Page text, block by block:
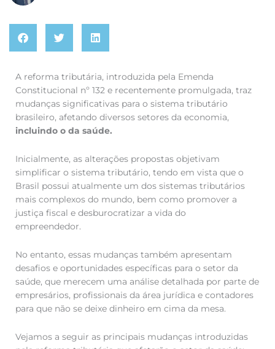
A reforma tributária, introduzida pela Emenda
Constitucional nº 132 e recentemente promulgada, traz
mudanças significativas para o sistema tributário
brasileiro, afetando diversos setores da economia,
incluindo o da saúde.
Inicialmente, as alterações propostas objetivam
simplificar o sistema tributário, tendo em vista que o
Brasil possui atualmente um dos sistemas tributários
mais complexos do mundo, bem como promover a
justiça fiscal e desburocratizar a vida do
empreendedor.
No entanto, essas mudanças também apresentam
desafios e oportunidades específicas para o setor da
saúde, que merecem uma análise detalhada por parte de
empresários, profissionais da área jurídica e contadores
para que não se deixe dinheiro em cima da mesa.
Vejamos a seguir as principais mudanças introduzidas